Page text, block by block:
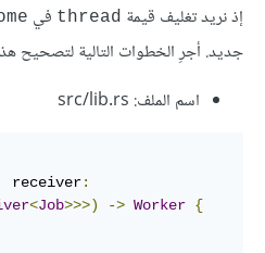
إذ نريد تغليف قيمة thread في
جديد. أجرِ الخطوات التالية لتصحيح
اسم الملف: src/lib.rs
receiver:
<Job>>>) -> Worker {